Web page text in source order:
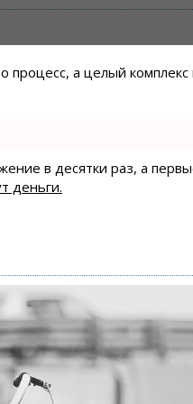
процесс, а целый
в десятки раз, а
деньги.